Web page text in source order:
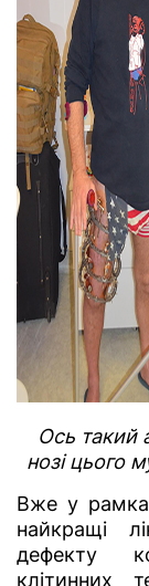
Ось такий
нозі цього
Вже у
найкращі
дефекту
клітинних